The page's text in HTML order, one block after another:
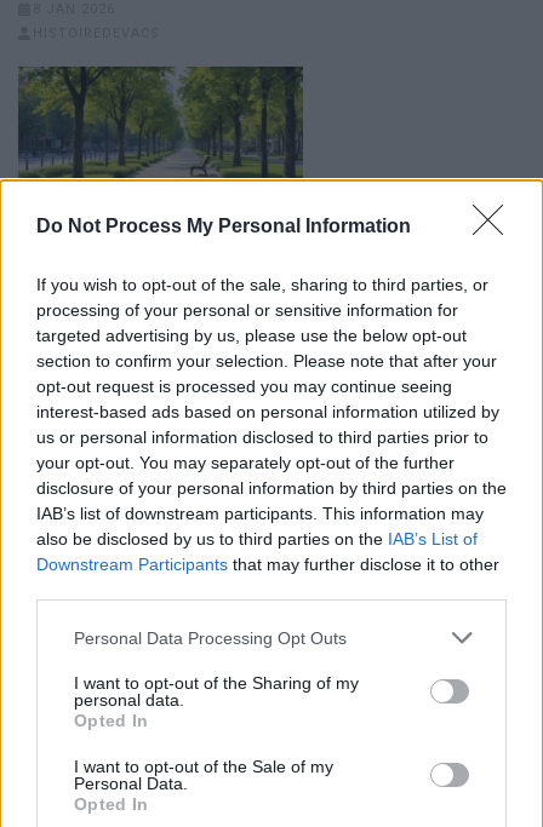
Do Not Process My Personal Information
If you wish to opt-out of the sale, sharing to third parties, or
processing of your personal or sensitive information for
targeted advertising by us, please use the below opt-out
section to confirm your selection. Please note that after your
opt-out request is processed you may continue seeing
interest-based ads based on personal information utilized by
us or personal information disclosed to third parties prior to
your opt-out. You may separately opt-out of the further
disclosure of your personal information by third parties on the
IAB’s list of downstream participants. This information may
also be disclosed by us to third parties on the IAB’s List of
Downstream Participants that may further disclose it to other
Personal Data Processing Opt Outs
I want to opt-out of the Sharing of my
personal data.
Opted In
I want to opt-out of the Sale of my
Personal Data.
Opted In
découvrez le classement
24 OCT 2025
HISTOIREDEVACS
Navigation
de
l’article
Où partir en Italie en 2025 ? 5
destinations inattendues
Seuls au monde : 9 adresses
spectaculaires dans les îles
pour fuir l’hiver
LAISSER UN COMMENTAIRE
Votre adresse e-mail ne sera pas publiée.
obligatoires sont indiqués avec *